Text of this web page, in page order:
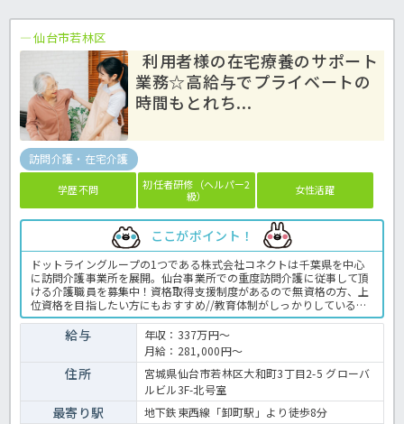
仙台市若林区
利用者様の在宅療養のサポート
業務☆高給与でプライベートの
時間もとれち...
訪問介護・在宅介護
学歴不問
初任者研修（ヘルパー2
級）
女性活躍
ここがポイント！
ドットライングループの1つである株式会社コネクトは千葉県を中心
に訪問介護事業所を展開。仙台事業所での重度訪問介護に従事して頂
ける介護職員を募集中！資格取得支援制度があるので無資格の方、上
位資格を目指したい方にもおすすめ//教育体制がしっかりしているの
で訪問介護に不安がある方も安心してお仕事スタートできます！手当
が手厚く高給与が目指せます。独自のインセンティブ制度があるので
頑張った分だけ更にお給料に還元！年間休日120日とプライベートの
時間もしっかり確保できます☆ご興味をお持ちでしたら、是非ほっ介
護へお問い合わせ下さい。 訪問介護事業所での介護業務全般です。
＜介護職 正職員 訪問介護の求人＞
給与
年収：337万円～
月給：281,000円～
住所
宮城県仙台市若林区大和町3丁目2-5 グローバ
ルビル3F-北号室
最寄り駅 地下鉄東西線「卸町駅」より徒歩8分